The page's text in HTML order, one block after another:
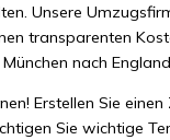
Unsere
transparenten
nach
Erstellen Sie
Sie wichtige